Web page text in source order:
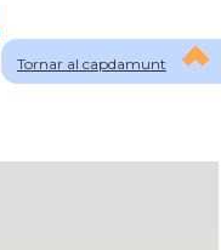
Tornar al capdamunt